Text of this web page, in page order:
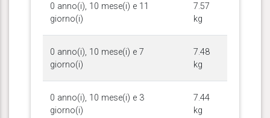
0 anno(i), 10 mese(i) e 11
giorno(i)
7.57
kg
0 anno(i), 10 mese(i) e 7
giorno(i)
7.48
kg
0 anno(i), 10 mese(i) e 3
giorno(i)
7.44
kg